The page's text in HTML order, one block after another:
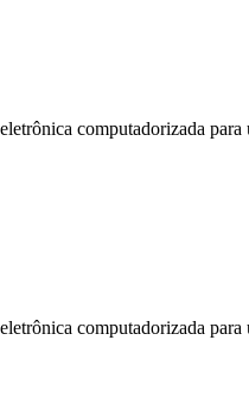
computadorizada
computadorizada